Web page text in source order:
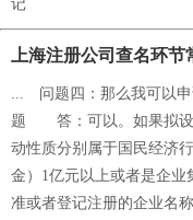
记
上海注册公司查名环
... 问题四：那么我可以
题 答：可以。如果拟设
动性质分别属于国民经济
金）1亿元以上或者是企
准或者登记注册的企业名